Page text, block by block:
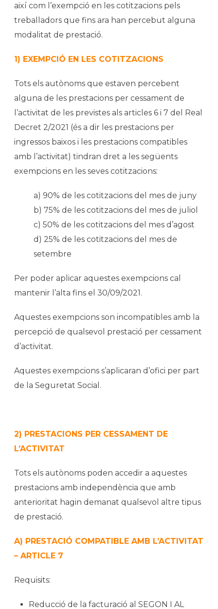
així com l’exempció en les cotitzacions pels
treballadors que fins ara han percebut alguna
modalitat de prestació.
1) EXEMPCIÓ EN LES COTITZACIONS
Tots els autònoms que estaven percebent
alguna de les prestacions per cessament de
l’activitat de les previstes als articles 6 i 7 del Real
Decret 2/2021 (és a dir les prestacions per
ingressos baixos i les prestacions compatibles
amb l’activitat) tindran dret a les següents
exempcions en les seves cotitzacions:
a) 90% de les cotitzacions del mes de juny
b) 75% de les cotitzacions del mes de juliol
c) 50% de les cotitzacions del mes d’agost
d) 25% de les cotitzacions del mes de
setembre
Per poder aplicar aquestes exempcions cal
mantenir l’alta fins el 30/09/2021.
Aquestes exempcions son incompatibles amb la
percepció de qualsevol prestació per cessament
d’activitat.
Aquestes exempcions s’aplicaran d’ofici per part
de la Seguretat Social.
2) PRESTACIONS PER CESSAMENT DE
L’ACTIVITAT
Tots els autònoms poden accedir a aquestes
prestacions amb independència que amb
anterioritat hagin demanat qualsevol altre tipus
de prestació.
A) PRESTACIÓ COMPATIBLE AMB L’ACTIVITAT
– ARTICLE 7
Requisits:
Reducció de la facturació al SEGON I AL